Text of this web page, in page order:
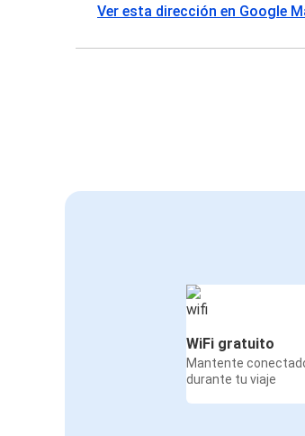
Ver esta dirección en Google
WiFi gratuito
Mantente
durante tu viaje